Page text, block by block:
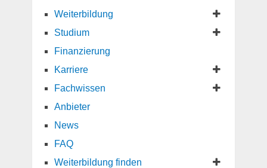
Weiterbildung
Studium
Finanzierung
Karriere
Fachwissen
Anbieter
News
FAQ
Weiterbildung finden